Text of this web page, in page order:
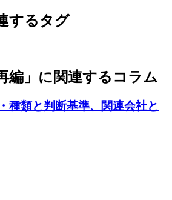
するタグ
編」に関連するコラム
種類と判断基準、関連会社と